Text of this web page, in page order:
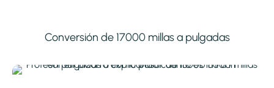
Conversión de 17000 millas a pulgadas